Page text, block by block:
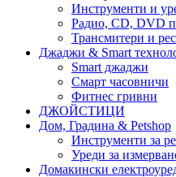
Инструменти и
Радио, CD, DVD
Трансмитери и
Джаджи & Smart
Smart джаджи
Смарт часовничи
Фитнес гривни
ДЖОЙСТИЦИ
Дом, Градина & Petshop
Инструменти за
Уреди за
Домакински